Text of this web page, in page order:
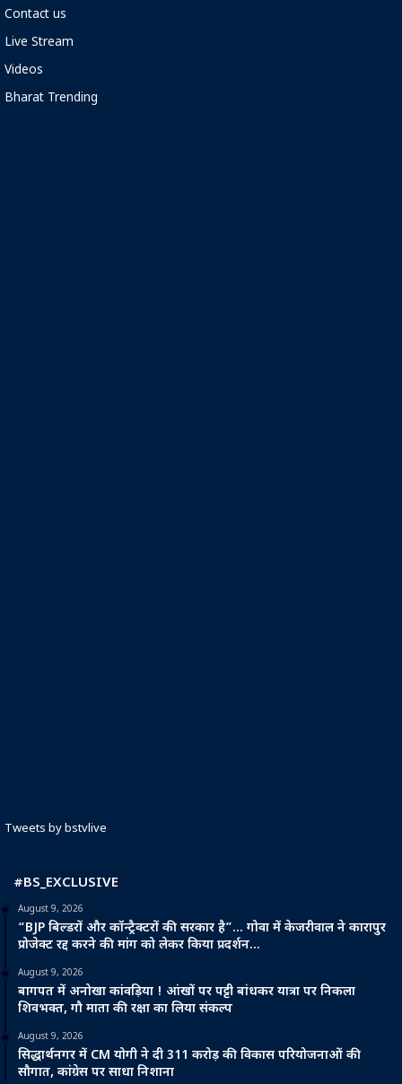
Contact us
Live Stream
Videos
Bharat Trending
Tweets by bstvlive
#BS_EXCLUSIVE
August 9, 2026
“BJP बिल्डरों और कॉन्ट्रैक्टरों की सरकार है”… गोवा में केजरीवाल ने कारापुर
प्रोजेक्ट रद्द करने की मांग को लेकर किया प्रदर्शन…
August 9, 2026
बागपत में अनोखा कांवड़िया ! आंखों पर पट्टी बांधकर यात्रा पर निकला
शिवभक्त, गौ माता की रक्षा का लिया संकल्प
August 9, 2026
सिद्धार्थनगर में CM योगी ने दी 311 करोड़ की विकास परियोजनाओं की
सौगात, कांग्रेस पर साधा निशाना